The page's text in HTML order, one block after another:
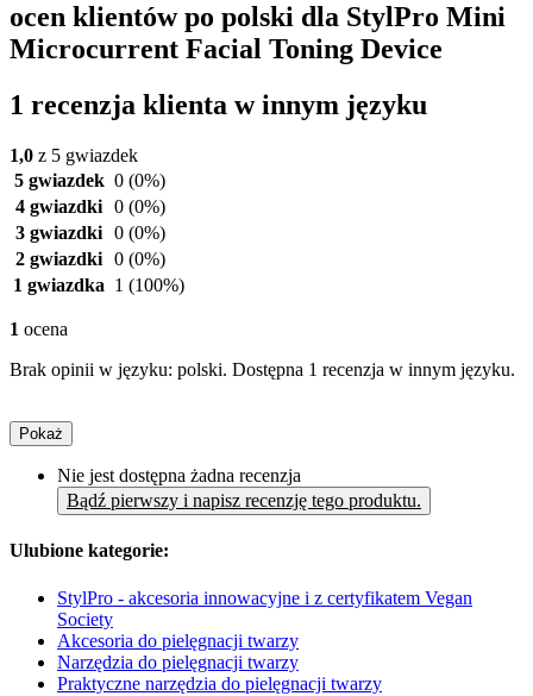
ocen klientów po polski dla StylPro Mini
Microcurrent Facial Toning Device
1 recenzja klienta w innym języku
1,0 z 5 gwiazdek
5 gwiazdek 0 (0%)
4 gwiazdki 0 (0%)
3 gwiazdki 0 (0%)
2 gwiazdki 0 (0%)
1 gwiazdka 1 (100%)
1 ocena
Brak opinii w języku: polski. Dostępna 1 recenzja w innym języku.
Pokaż
Nie jest dostępna żadna recenzja
Bądź pierwszy i napisz recenzję tego produktu.
Ulubione kategorie:
StylPro - akcesoria innowacyjne i z certyfikatem Vegan
Society
Akcesoria do pielęgnacji twarzy
Narzędzia do pielęgnacji twarzy
Praktyczne narzędzia do pielęgnacji twarzy